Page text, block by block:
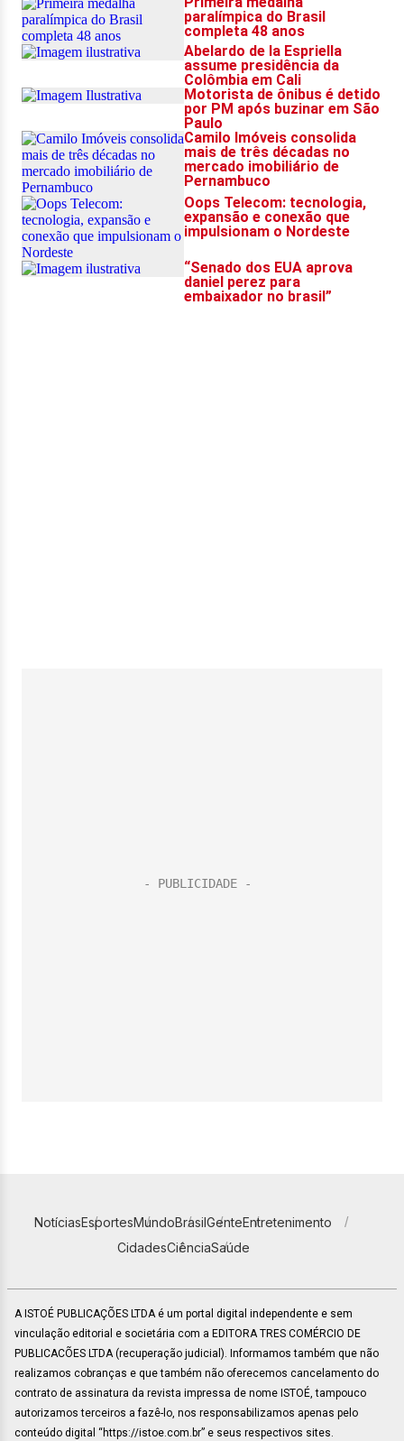
NotíciasEsportesMundoBrasilGenteEntretenimento
CidadesCiênciaSaúde
A ISTOÉ PUBLICAÇÕES LTDA é um portal digital independente e sem
vinculação editorial e societária com a EDITORA TRES COMÉRCIO DE
PUBLICACÕES LTDA (recuperação judicial). Informamos também que não
realizamos cobranças e que também não oferecemos cancelamento do
contrato de assinatura da revista impressa de nome ISTOÉ, tampouco
autorizamos terceiros a fazê-lo, nos responsabilizamos apenas pelo
conteúdo digital “https://istoe.com.br” e seus respectivos sites.